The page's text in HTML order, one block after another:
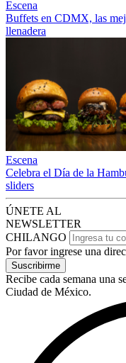
Escena
Buffets en CDMX, las
llenadera
Escena
Celebra el Día de la
sliders
ÚNETE AL
NEWSLETTER
CHILANGO
Por favor ingrese una
Suscribirme
Recibe cada semana una
Ciudad de México.